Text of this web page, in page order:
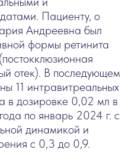
Пациенту, о
Андреевна был
формы ретинита
отек). В последующем
11 интравитреальных
в дозировке 0,02 мл в
по январь 2024 г. с
динамикой и
с 0,3 до 0,9.